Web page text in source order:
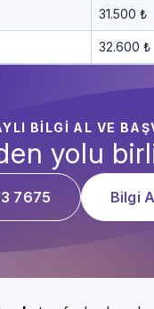
31.500 ₺
32.600 ₺
BİLGİ AL VE
yolu
7675 Bilgi